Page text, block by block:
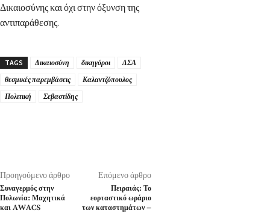
Δικαιοσύνης και όχι στην όξυνση της
αντιπαράθεσης.
TAGS Δικαιοσύνη δικηγόροι
ΔΣΑ
θεσμικές παρεμβάσεις
Καλαντζόπουλος
Πολιτική
Σεβαστίδης
Προηγούμενο άρθρο
Συναγερμός στην
Πολωνία: Μαχητικά
και AWACS
Επόμενο άρθρο
Πειραιάς: Το
εορταστικό ωράριο
των καταστημάτων –